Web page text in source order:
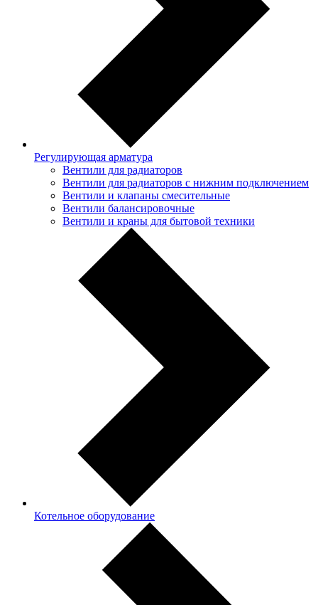
Регулирующая арматура
Вентили для радиаторов
Вентили для радиаторов с нижним подключением
Вентили и клапаны смесительные
Вентили балансировочные
Вентили и краны для бытовой техники
Котельное оборудование